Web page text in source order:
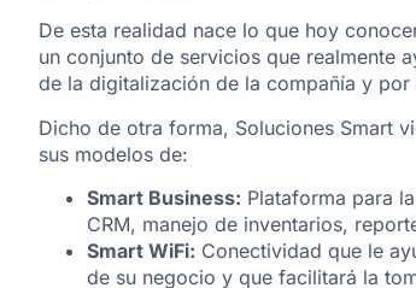
De esta realidad nace lo que hoy
un conjunto de servicios que realmente
de la digitalización de la compañía y
Dicho de otra forma, Soluciones Smart
sus modelos de:
Smart Business: Plataforma para
CRM, manejo de inventarios,
Smart WiFi: Conectividad que le
de su negocio y que facilitará la